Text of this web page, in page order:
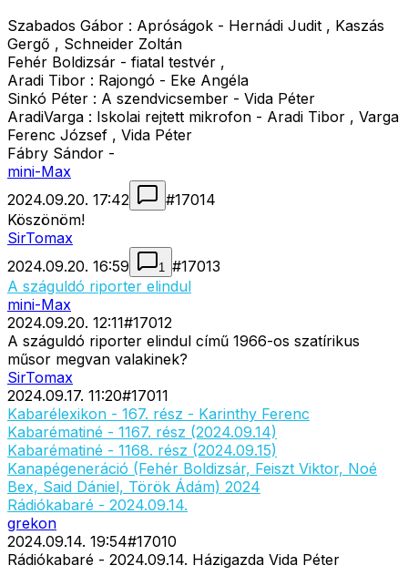
Szabados Gábor : Apróságok - Hernádi Judit , Kaszás
Gergő , Schneider Zoltán
Fehér Boldizsár - fiatal testvér ,
Aradi Tibor : Rajongó - Eke Angéla
Sinkó Péter : A szendvicsember - Vida Péter
AradiVarga : Iskolai rejtett mikrofon - Aradi Tibor , Varga
Ferenc József , Vida Péter
Fábry Sándor -
mini-Max
2024.09.20. 17:42
#17014
Köszönöm!
SirTomax
2024.09.20. 16:59
1 #17013
A száguldó riporter elindul
mini-Max
2024.09.20. 12:11#17012
A száguldó riporter elindul című 1966-os szatírikus
műsor megvan valakinek?
SirTomax
2024.09.17. 11:20#17011
Kabarélexikon - 167. rész - Karinthy Ferenc
Kabarématiné - 1167. rész (2024.09.14)
Kabarématiné - 1168. rész (2024.09.15)
Kanapégeneráció (Fehér Boldizsár, Feiszt Viktor, Noé
Bex, Said Dániel, Török Ádám) 2024
Rádiókabaré - 2024.09.14.
grekon
2024.09.14. 19:54#17010
Rádiókabaré - 2024.09.14. Házigazda Vida Péter